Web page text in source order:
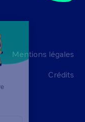
Mentions légales
Crédits